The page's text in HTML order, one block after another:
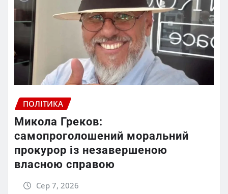
ПОЛІТИКА
Микола Греков:
самопроголошений моральний
прокурор із незавершеною
власною справою
Сер 7, 2026